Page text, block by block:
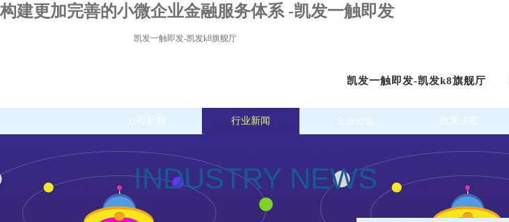
构建更加完善的小微企业金融服务体系 -凯发一触即发
凯发一触即发-凯发k8旗舰厅
凯发一触即发-凯发k8旗舰厅
公司新闻 行业新闻 企业公告 政策法规
INDUSTRY NEWS